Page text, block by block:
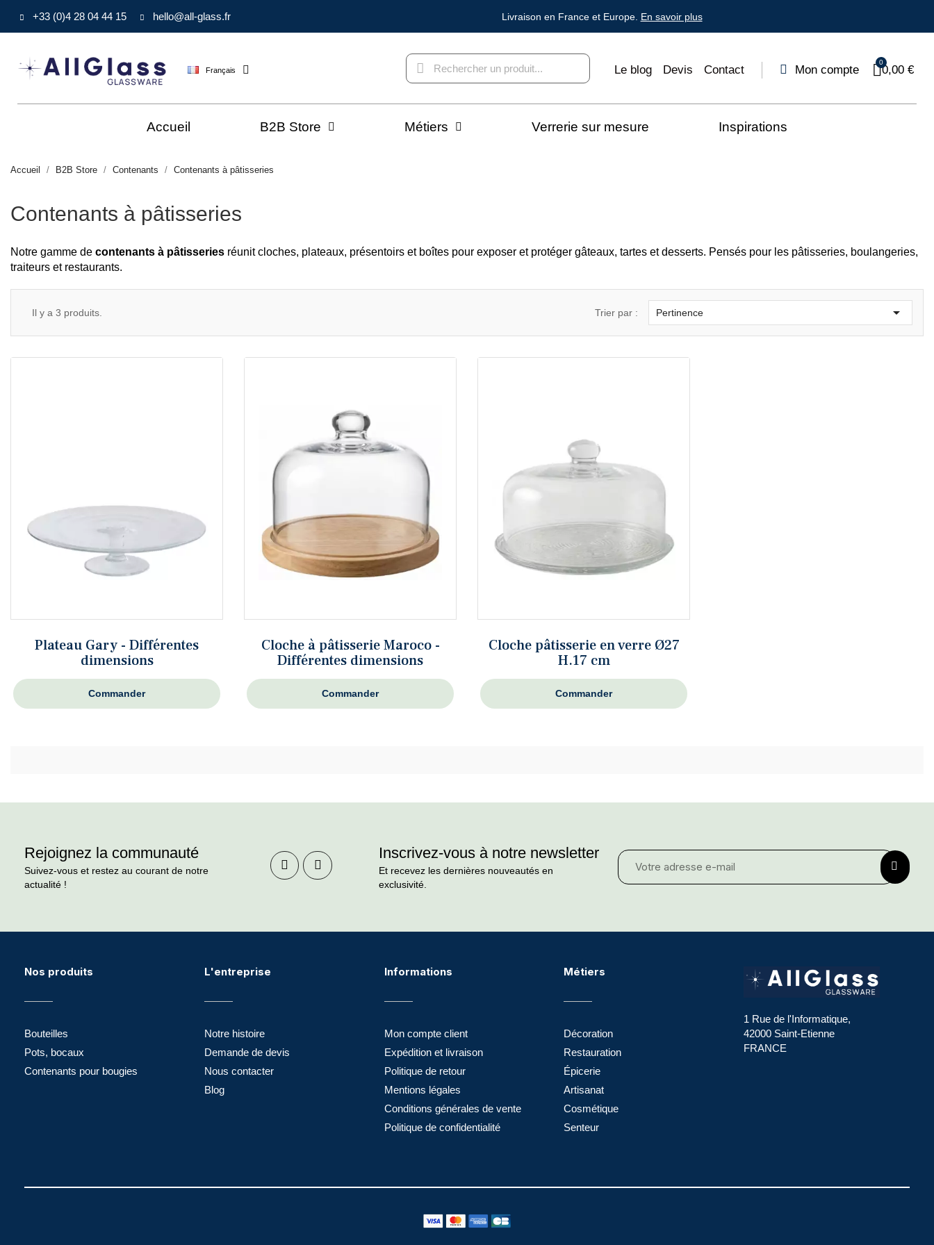
+33 (0)4 28 04 44 15 hello@all-glass.fr Livraison en France et Europe. En savoir plus
Français Le blog Devis Contact Mon compte 0,00 €
Accueil B2B Store Métiers Verrerie sur mesure Inspirations
Accueil B2B Store Contenants Contenants à pâtisseries
Contenants à pâtisseries
Notre gamme de contenants à pâtisseries réunit cloches, plateaux, présentoirs et boîtes pour exposer et protéger gâteaux, tartes et desserts. Pensés pour les pâtisseries, boulangeries,
traiteurs et restaurants.
Il y a 3 produits. Trier par : Pertinence 
Plateau Gary - Différentes
dimensions
Commander
Cloche à pâtisserie Maroco -
Différentes dimensions
Commander
Cloche pâtisserie en verre Ø27
H.17 cm
Commander
Rejoignez la communauté
Suivez-vous et restez au courant de notre
actualité !
Inscrivez-vous à notre newsletter
Et recevez les dernières nouveautés en
exclusivité.
Nos produits
Bouteilles
Pots, bocaux
Contenants pour bougies
L'entreprise
Notre histoire
Demande de devis
Nous contacter
Blog
Informations
Mon compte client
Expédition et livraison
Politique de retour
Mentions légales
Conditions générales de vente
Politique de confidentialité
Métiers
Décoration
Restauration
Épicerie
Artisanat
Cosmétique
Senteur
1 Rue de l'Informatique,
42000 Saint-Etienne
FRANCE